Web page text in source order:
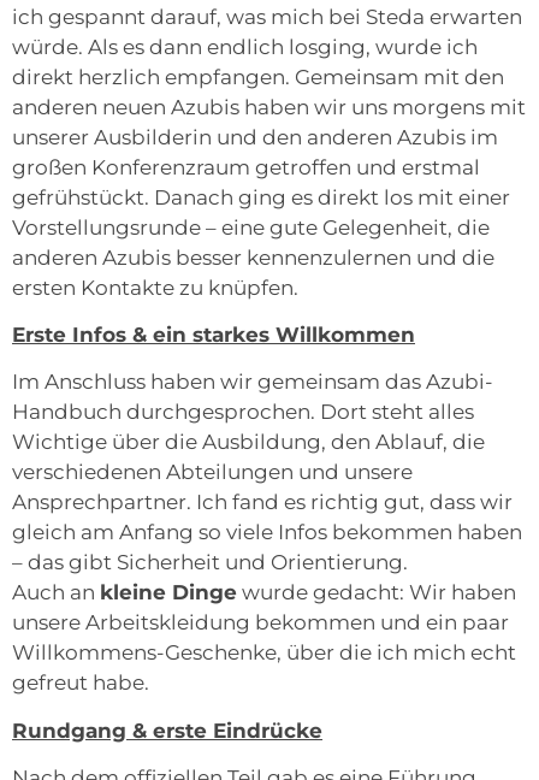
ich gespannt darauf, was mich bei Steda erwarten
würde. Als es dann endlich losging, wurde ich
direkt herzlich empfangen. Gemeinsam mit den
anderen neuen Azubis haben wir uns morgens mit
unserer Ausbilderin und den anderen Azubis im
großen Konferenzraum getroffen und erstmal
gefrühstückt. Danach ging es direkt los mit einer
Vorstellungsrunde – eine gute Gelegenheit, die
anderen Azubis besser kennenzulernen und die
ersten Kontakte zu knüpfen.
Erste Infos & ein starkes Willkommen
Im Anschluss haben wir gemeinsam das Azubi-
Handbuch durchgesprochen. Dort steht alles
Wichtige über die Ausbildung, den Ablauf, die
verschiedenen Abteilungen und unsere
Ansprechpartner. Ich fand es richtig gut, dass wir
gleich am Anfang so viele Infos bekommen haben
– das gibt Sicherheit und Orientierung.
Auch an kleine Dinge wurde gedacht: Wir haben
unsere Arbeitskleidung bekommen und ein paar
Willkommens-Geschenke, über die ich mich echt
gefreut habe.
Rundgang & erste Eindrücke